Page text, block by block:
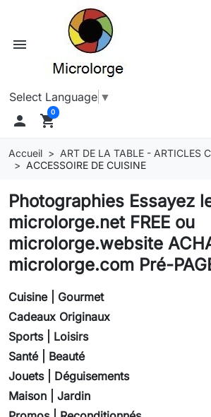
menu
Select Language ▼
 shopping_cart
0
Accueil
ART DE LA TABLE - ARTICLES
ACCESSOIRE DE CUISINE
Photographies Essayez
microlorge.net FREE ou
microlorge.website
microlorge.com Pré-
Cuisine | Gourmet
Cadeaux Originaux
Sports | Loisirs
Santé | Beauté
Jouets | Déguisements
Maison | Jardin